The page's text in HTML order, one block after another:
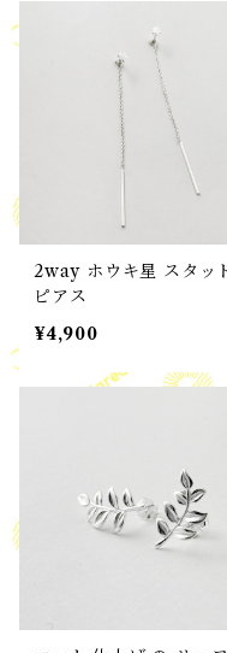
2way ホウキ星 スタッド
ピアス
¥4,900